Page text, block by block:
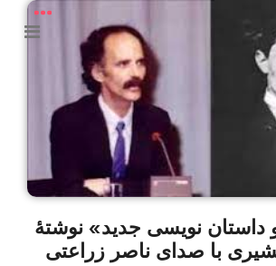
داستان نویسی جدید» نوشتۀ
با صدای ناصر زراعتی